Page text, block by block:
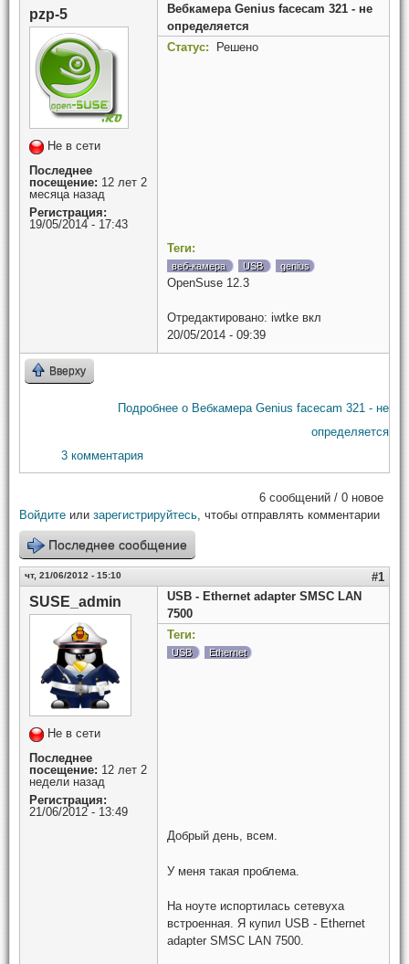
pzp-5
Не в сети
Последнее
посещение: 12 лет 2
месяца назад
Регистрация:
19/05/2014 - 17:43
Вебкамера Genius facecam 321 - не
определяется
Статус:
Решено
Теги:
веб-камера USB genius
OpenSuse 12.3
Отредактировано: iwtke вкл
20/05/2014 - 09:39
Вверху
Подробнее о Вебкамера Genius facecam 321 - не
определяется
3 комментария
6 сообщений / 0 новое
Войдите или зарегистрируйтесь, чтобы отправлять комментарии
Последнее сообщение
чт, 21/06/2012 - 15:10 #1
SUSE_admin
Не в сети
Последнее
посещение: 12 лет 2
недели назад
Регистрация:
21/06/2012 - 13:49
USB - Ethernet adapter SMSC LAN
7500
Теги:
USB Ethernet
Добрый день, всем.
У меня такая проблема.
На ноуте испортилась сетевуха
встроенная. Я купил USB - Ethernet
adapter SMSC LAN 7500.